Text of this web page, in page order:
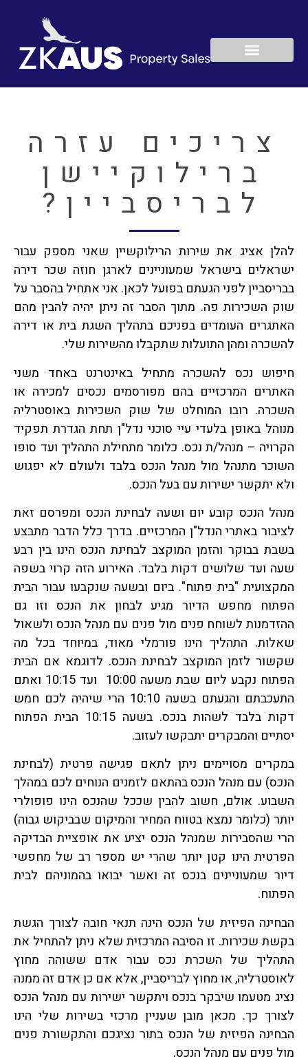
צריכים עזרה
ברילוקיישן
לבריסביין?
להלן אציג את שירות הרילוקשיין שאני מספק עבור
ישראלים בישראל שמעוניינים לארגן חוזה שכר דירה
בבריסביין לפני הגעתם בפועל לכאן. אני אתחיל בהסבר על
שוק השכירות פה. מתוך הסבר זה ניתן יהיה להבין מהם
האתגרים העומדים בפניכם בתהליך השגת בית או דירה
להשכרה ומהן התועלות שתקבלו מהשירות שלי.
חיפוש נכס להשכרה מתחיל באינטרנט באחד משני
האתרים המרכזיים בהם מפורסמים נכסים למכירה או
השכרה. רובו המוחלט של שוק השכירות באוסטרליה
מנוהל באופן בלעדי עיי סוכני נדל"ן תחת הגדרת תפקיד
הקרויה – מנהל/ת נכס. כלומר מתחילת התהליך ועד סופו
השוכר מתנהל מול מנהל הנכס בלבד ולעולם לא יפגוש
ולא יתקשר ישירות עם בעל הנכס.
מנהל הנכס קובע יום ושעה לבחינת הנכס ומפרסם זאת
לציבור באתרי הנדל"ן המרכזיים. בדרך כלל הדבר מתבצע
בשבת בבוקר והזמן המוקצב לבחינת הנכס הינו בין רבע
שעה ועד שלושים דקות בלבד. האירוע הזה קרוי בשפה
המקצועית "בית פתוח". ביום ובשעה שנקבעו עבור הבית
הפתוח מחפש הדיור מגיע לבחון את הנכס וזו גם
ההזדמנות לשוחח פנים מול פנים עם מנהל הנכס ולשאול
שאלות. התהליך הינו פורמלי מאוד, במיוחד בכל מה
שקשור לזמן המוקצב לבחינת הנכס. לדוגמא אם הבית
הפתוח נקבע ליום שבת משעה 10:00 ועד 10:15 ואתם
התעכבתם והגעתם בשעה 10:10 הרי שיהיה לכם חמש
דקות בלבד לשהות בנכס. בשעה 10:15 הבית הפתוח
יסתיים והמבקרים יתבקשו לעזוב.
במקרים מסויימים ניתן לתאם פגישה פרטית (לבחינת
הנכס) עם מנהל הנכס בהתאם לזמנים הנוחים לכם במהלך
השבוע. אולם, חשוב להבין שככל שהנכס הינו פופולרי
יותר (כלומר נמצא בטווח המחיר והמיקום שבביקוש גבוה)
הרי שהסבירות שמנהל הנכס יציע את אופציית הבדיקה
הפרטית הינו קטן יותר שהרי יש מספר רב של מחפשי
דיור שמעוניינים בנכס זה ואשר יבואו בהמוניהם לבית
הפתוח.
הבחינה הפיזית של הנכס הינה תנאי חובה לצורך הגשת
בקשת שכירות. זו הסיבה המרכזית שלא ניתן להתחיל את
התהליך של השכרת נכס עבור אדם ששוהה מחוץ
לאוסטרליה, או מחוץ לבריסביין, אלא אם כן אדם זה ממנה
נציג מטעמו שיבקר בנכס ויתקשר ישירות עם מנהל הנכס
לצורך כך. מכאן מובן שעניין מרכזי בשירות שלי הינו
הבחינה הפיזית של הנכס בתור נציגכם והתקשורת פנים
מול פנים עם מנהל הנכס.